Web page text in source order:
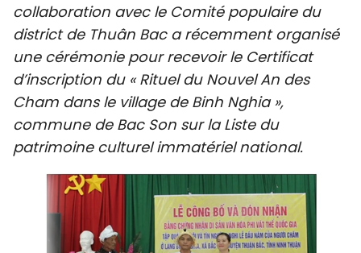
ENVIRONNEMENT
SPORT
FRANCOPHONIE
PAYS NATAL
MÉGASTORIE
INFOGRAPHIE
collaboration avec le Comité populaire du
district de Thuân Bac a récemment organisé
une cérémonie pour recevoir le Certificat
d’inscription du « Rituel du Nouvel An des
Cham dans le village de Binh Nghia »,
commune de Bac Son sur la Liste du
patrimoine culturel immatériel national.